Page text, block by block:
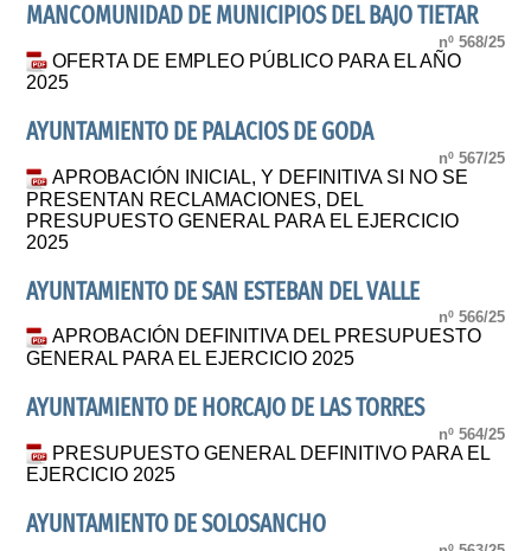
MANCOMUNIDAD DE MUNICIPIOS DEL BAJO TIETAR
nº 568/25
OFERTA DE EMPLEO PÚBLICO PARA EL AÑO
2025
AYUNTAMIENTO DE PALACIOS DE GODA
nº 567/25
APROBACIÓN INICIAL, Y DEFINITIVA SI NO SE
PRESENTAN RECLAMACIONES, DEL
PRESUPUESTO GENERAL PARA EL EJERCICIO
2025
AYUNTAMIENTO DE SAN ESTEBAN DEL VALLE
nº 566/25
APROBACIÓN DEFINITIVA DEL PRESUPUESTO
GENERAL PARA EL EJERCICIO 2025
AYUNTAMIENTO DE HORCAJO DE LAS TORRES
nº 564/25
PRESUPUESTO GENERAL DEFINITIVO PARA EL
EJERCICIO 2025
AYUNTAMIENTO DE SOLOSANCHO